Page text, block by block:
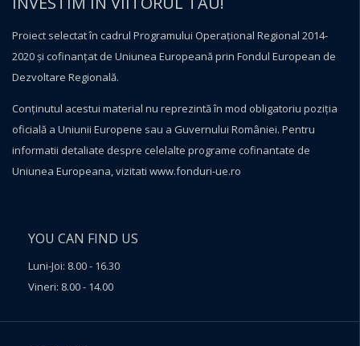
Proiect selectat în cadrul Programului Operațional Regional 2014-
2020 și cofinanțat de Uniunea Europeană prin Fondul European de
Dezvoltare Regională.
Conţinutul acestui material nu reprezintă în mod obligatoriu poziţia
oficială a Uniunii Europene sau a Guvernului României. Pentru
informatii detaliate despre celelalte programe cofinantate de
Uniunea Europeana, vizitati www.fonduri-ue.ro
YOU CAN FIND US
Luni-Joi: 8.00 - 16.30
Vineri: 8.00 - 14.00